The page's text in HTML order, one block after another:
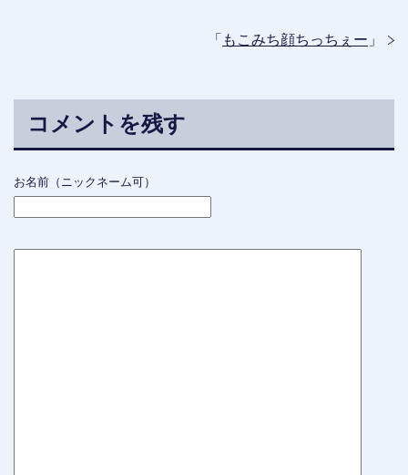
「 もこみち顔ちっちぇー 」
コメントを残す
お名前（ニックネーム可）